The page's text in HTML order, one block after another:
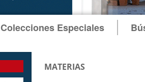
Colecciones Especiales
MATERIAS